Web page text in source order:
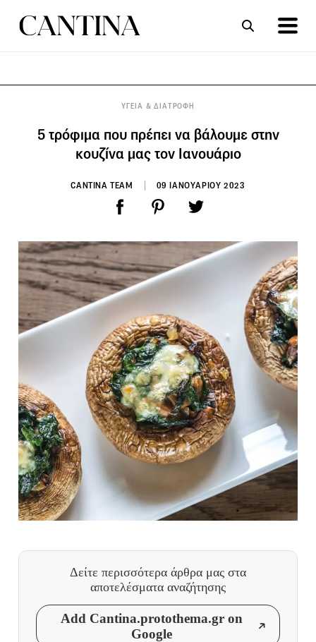
ΥΓΕΙΑ & ΔΙΑΤΡΟΦΗ
5 τρόφιμα που πρέπει να βάλουμε στην
κουζίνα μας τον Ιανουάριο
CANTINA TEAM 09 ΙΑΝΟΥΑΡΙΟΥ 2023
Δείτε περισσότερα άρθρα μας στα
αποτελέσματα αναζήτησης
Add Cantina.protothema.gr on
Google